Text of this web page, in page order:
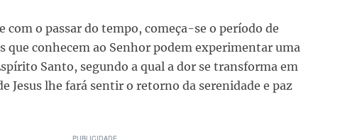
com o passar do tempo, começa-se o período de
que conhecem ao Senhor podem experimentar uma
Santo, segundo a qual a dor se transforma em
Jesus lhe fará sentir o retorno da serenidade e paz